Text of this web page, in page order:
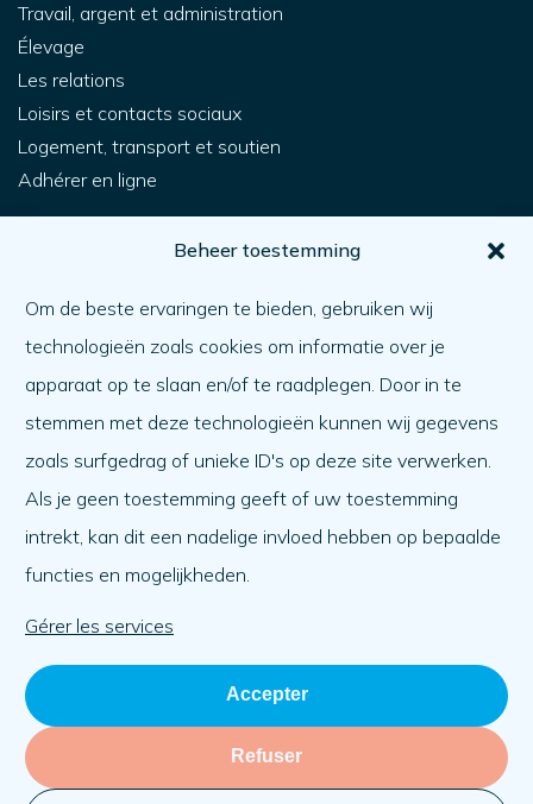
Beheer toestemming
Om de beste ervaringen te bieden, gebruiken wij
technologieën zoals cookies om informatie over je
apparaat op te slaan en/of te raadplegen. Door in te
stemmen met deze technologieën kunnen wij gegevens
zoals surfgedrag of unieke ID's op deze site verwerken.
Als je geen toestemming geeft of uw toestemming
intrekt, kan dit een nadelige invloed hebben op bepaalde
functies en mogelijkheden.
Gérer les services
Accepter
Refuser
Travail, argent et administration
Élevage
Les relations
Loisirs et contacts sociaux
Logement, transport et soutien
Adhérer en ligne
Quoi de neuf ?
Ordre du jour
A propos de nous
A propos de nous
Travailler à
L'équipe